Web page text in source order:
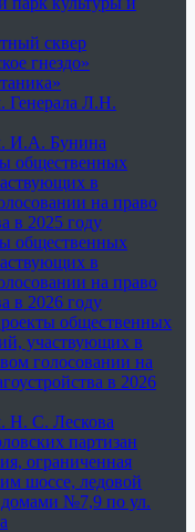
сквер
гнездо»
Генерала Л.Н.
И.А. Бунина
общественных
в
на право
в 2025 году
общественных
в
на право
в 2026 году
общественных
участвующих в
голосовании на
в 2026
Н. С. Лескова
партизан
ограниченная
шоссе, ледовой
№7,9 по ул.